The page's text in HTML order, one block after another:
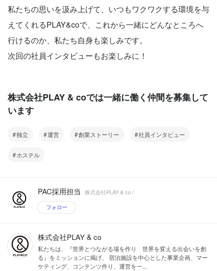
私たちの思いを汲み上げて、いつもワクワクする環境を与
えてくれるPLAY&coで、これから一緒にどんなところへ
行けるのか、私たち自身も楽しみです。
次回の社員インタビューもお楽しみに！
株式会社PLAY & coでは一緒に働く仲間を募集して
います
独立 運営 創業ストーリー 社員インタビュー
ホステル
PAC採用担当 株式会社PLAY & co /
フォロー
株式会社PLAY & co
私たちは、『世界とつながる場を作り 世界を変える出会いを創
る』をミッションに掲げ、 宿泊施設を中心とした事業企画、マー
ケティング、コンテンツ作り、運営を一...